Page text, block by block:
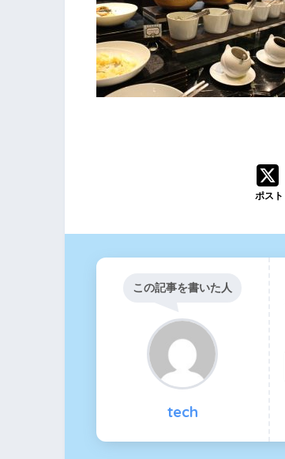
ポスト
この記事を書いた人
tech